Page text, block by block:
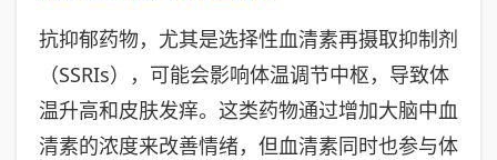
抗抑郁药物，尤其是选择性血清素再摄取抑制剂
（SSRIs），可能会影响体温调节中枢，导致体
温升高和皮肤发痒。这类药物通过增加大脑中血
清素的浓度来改善情绪，但血清素同时也参与体